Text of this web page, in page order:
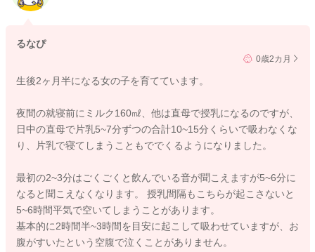
るなぴ
0歳2カ月
生後2ヶ月半になる女の子を育てています。
夜間の就寝前にミルク160㎖、他は直母で授乳になるのですが、
日中の直母で片乳5~7分ずつの合計10~15分くらいで吸わなくな
り、片乳で寝てしまうこともででくるようになりました。
最初の2~3分はごくごくと飲んでいる音が聞こえますが5~6分に
なると聞こえなくなります。 授乳間隔もこちらが起こさないと
5~6時間平気で空いてしまうことがあります。
基本的に2時間半~3時間を目安に起こして吸わせていますが、お
腹がすいたという空腹で泣くことがありません。